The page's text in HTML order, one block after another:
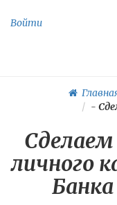
Войти
-
личного